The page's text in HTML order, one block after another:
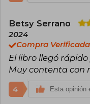
Betsy Serrano
2024
Compra Verificada
El libro llegó
Muy contenta con
4 Esta opinión